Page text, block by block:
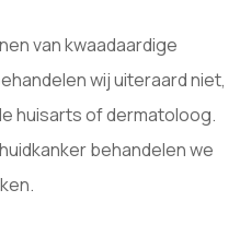
van kwaadaardige
wij uiteraard niet,
huisarts of dermatoloog.
behandelen we